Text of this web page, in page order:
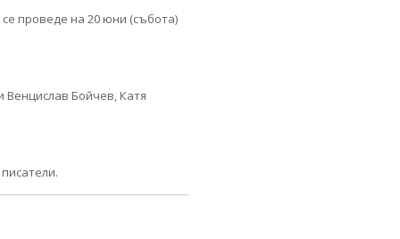
проведе на 20 юни (събота)
Венцислав Бойчев, Катя